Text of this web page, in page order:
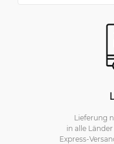
Lieferung
in alle
Express-